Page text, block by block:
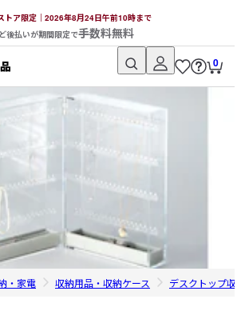
トア限定｜2026年8月24日午前10時まで
後払いが期間限定で手数料無料
0
・家電 収納用品・収納ケース デスクトップ収